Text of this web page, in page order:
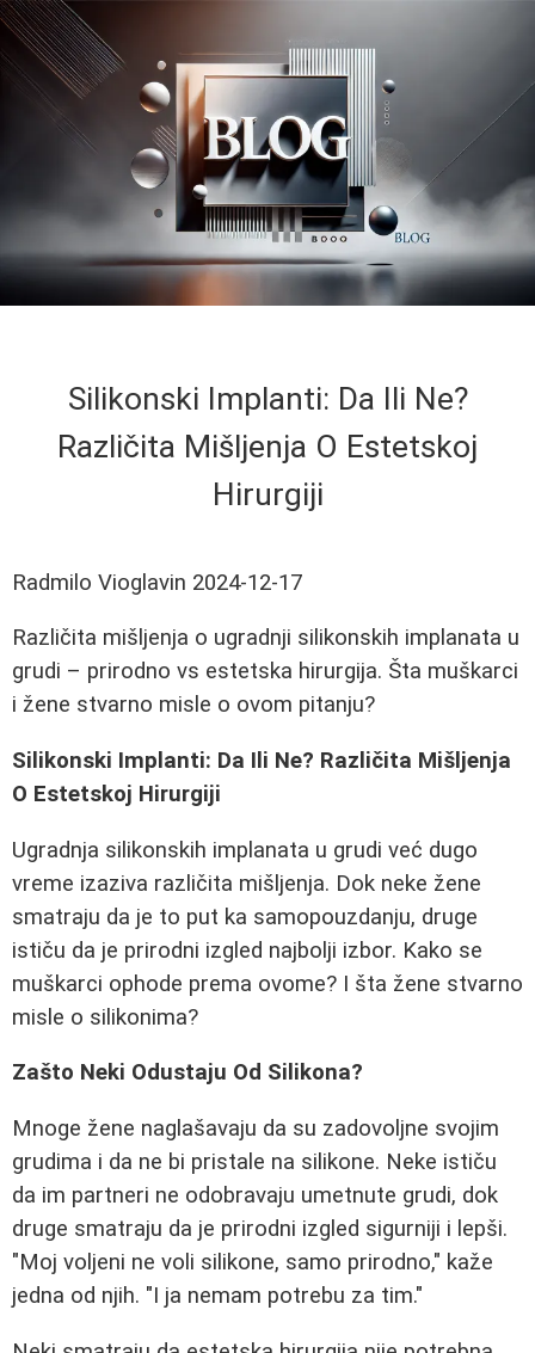
Silikonski Implanti: Da Ili Ne?
Različita Mišljenja O Estetskoj
Hirurgiji
Radmilo Vioglavin 2024-12-17
Različita mišljenja o ugradnji silikonskih implanata u
grudi – prirodno vs estetska hirurgija. Šta muškarci
i žene stvarno misle o ovom pitanju?
Silikonski Implanti: Da Ili Ne? Različita Mišljenja
O Estetskoj Hirurgiji
Ugradnja silikonskih implanata u grudi već dugo
vreme izaziva različita mišljenja. Dok neke žene
smatraju da je to put ka samopouzdanju, druge
ističu da je prirodni izgled najbolji izbor. Kako se
muškarci ophode prema ovome? I šta žene stvarno
misle o silikonima?
Zašto Neki Odustaju Od Silikona?
Mnoge žene naglašavaju da su zadovoljne svojim
grudima i da ne bi pristale na silikone. Neke ističu
da im partneri ne odobravaju umetnute grudi, dok
druge smatraju da je prirodni izgled sigurniji i lepši.
"Moj voljeni ne voli silikone, samo prirodno," kaže
jedna od njih. "I ja nemam potrebu za tim."